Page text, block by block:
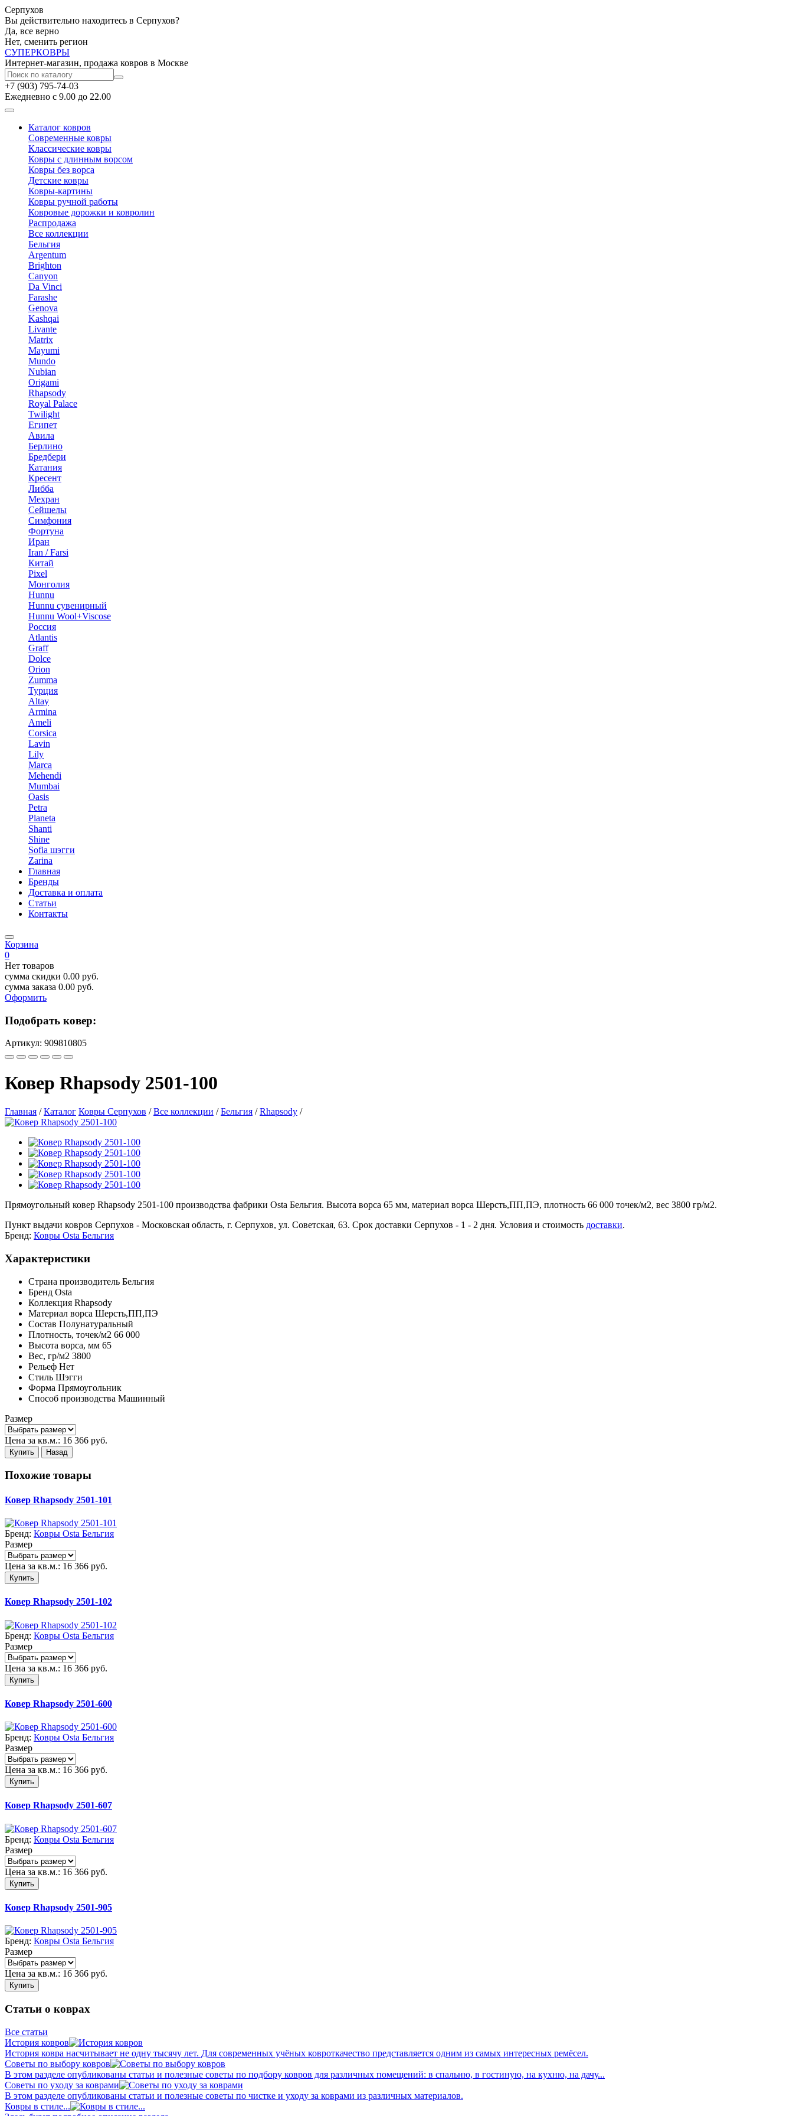
Серпухов
Вы действительно находитесь в Серпухов?
Да, все верно
Нет, сменить регион
СУПЕРКОВРЫ
Интернет-магазин, продажа ковров в Москве
+7 (903) 795-74-03
Ежедневно с 9.00 до 22.00
Каталог ковров
Современные ковры
Классические ковры
Ковры с длинным ворсом
Ковры без ворса
Детские ковры
Ковры-картины
Ковры ручной работы
Ковровые дорожки и ковролин
Распродажа
Все коллекции
Бельгия
Argentum
Brighton
Canyon
Da Vinci
Farashe
Genova
Kashqai
Livante
Matrix
Mayumi
Mundo
Nubian
Origami
Rhapsody
Royal Palace
Twilight
Египет
Авила
Берлино
Бредбери
Катания
Кресент
Либба
Мехран
Сейшелы
Симфония
Фортуна
Иран
Iran / Farsi
Китай
Pixel
Монголия
Hunnu
Hunnu сувенирный
Hunnu Wool+Viscose
Россия
Atlantis
Graff
Dolce
Orion
Zumma
Турция
Altay
Armina
Ameli
Corsica
Lavin
Lily
Marca
Mehendi
Mumbai
Oasis
Petra
Planeta
Shanti
Shine
Sofia шэгги
Zarina
Главная
Бренды
Доставка и оплата
Статьи
Контакты
Корзина
0
Нет товаров
сумма скидки 0.00 руб.
сумма заказа 0.00 руб.
Оформить
Подобрать ковер:
Артикул: 909810805
Ковер Rhapsody 2501-100
Главная / Каталог Ковры Серпухов / Все коллекции / Бельгия / Rhapsody /
Прямоугольный ковер Rhapsody 2501-100 производства фабрики Osta Бельгия. Высота ворса 65 мм, материал ворса Шерсть,ПП,ПЭ, плотность 66 000 точек/м2, вес 3800 гр/м2.
Пункт выдачи ковров Серпухов - Московская область, г. Серпухов, ул. Советская, 63. Срок доставки Серпухов - 1 - 2 дня. Условия и стоимость доставки.
Бренд: Ковры Osta Бельгия
Характеристики
Страна производитель Бельгия
Бренд Osta
Коллекция Rhapsody
Материал ворса Шерсть,ПП,ПЭ
Состав Полунатуральный
Плотность, точек/м2 66 000
Высота ворса, мм 65
Вес, гр/м2 3800
Рельеф Нет
Стиль Шэгги
Форма Прямоугольник
Способ производства Машинный
Размер
Цена за кв.м.: 16 366 руб.
Купить Назад
Похожие товары
Ковер Rhapsody 2501-101
Бренд: Ковры Osta Бельгия
Размер
Цена за кв.м.: 16 366 руб.
Купить
Ковер Rhapsody 2501-102
Бренд: Ковры Osta Бельгия
Размер
Цена за кв.м.: 16 366 руб.
Купить
Ковер Rhapsody 2501-600
Бренд: Ковры Osta Бельгия
Размер
Цена за кв.м.: 16 366 руб.
Купить
Ковер Rhapsody 2501-607
Бренд: Ковры Osta Бельгия
Размер
Цена за кв.м.: 16 366 руб.
Купить
Ковер Rhapsody 2501-905
Бренд: Ковры Osta Бельгия
Размер
Цена за кв.м.: 16 366 руб.
Купить
Статьи о коврах
Все статьи
История ковров
История ковра насчитывает не одну тысячу лет. Для современных учёных ковроткачество представляется одним из самых интересных ремёсел.
Советы по выбору ковров
В этом разделе опубликованы статьи и полезные советы по подбору ковров для различных помещений: в спальню, в гостиную, на кухню, на дачу...
Советы по уходу за коврами
В этом разделе опубликованы статьи и полезные советы по чистке и уходу за коврами из различных материалов.
Ковры в стиле...